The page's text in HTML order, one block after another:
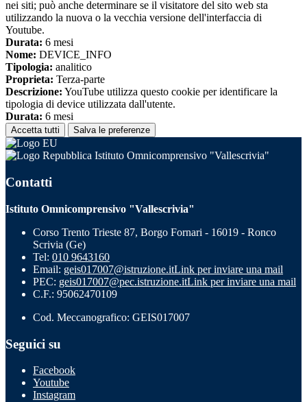
nei siti; può anche determinare se il visitatore del sito web sta
utilizzando la nuova o la vecchia versione dell'interfaccia di
Youtube.
Durata: 6 mesi
Nome: DEVICE_INFO
Tipologia: analitico
Proprieta: Terza-parte
Descrizione: YouTube utilizza questo cookie per identificare la
tipologia di device utilizzata dall'utente.
Durata: 6 mesi
Accetta tutti Salva le preferenze
Istituto Omnicomprensivo "Vallescrivia"
Contatti
Istituto Omnicomprensivo "Vallescrivia"
Corso Trento Trieste 87, Borgo Fornari - 16019 - Ronco
Scrivia (Ge)
Tel: 010 9643160
Email: geis017007@istruzione.itLink per inviare una mail
PEC: geis017007@pec.istruzione.itLink per inviare una mail
C.F.: 95062470109
Cod. Meccanografico: GEIS017007
Seguici su
Facebook
Youtube
Instagram